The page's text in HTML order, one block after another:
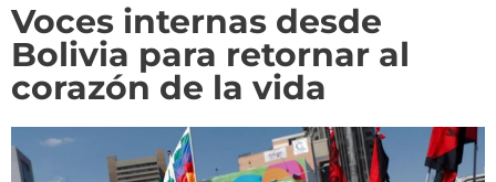
Voces internas desde
Bolivia para retornar al
corazón de la vida